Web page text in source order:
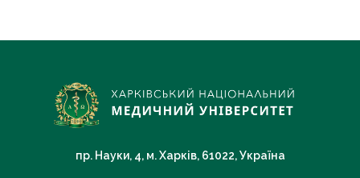
пр. Науки, 4, м. Харків, 61022, Україна